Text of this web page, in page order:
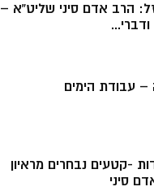
הרב אדם סיני שליט”א –
עבודת הימים
-קטעים נבחרים מראיון
סיני